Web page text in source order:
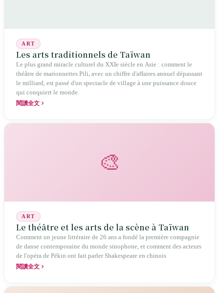
ART
Les arts traditionnels de Taïwan
Le plus grand miracle culturel du XXIe siècle en Asie : comment le
théâtre de marionnettes Pili, avec un chiffre d'affaires annuel dépassant
le milliard, est passé d'un spectacle de village à une puissance douce
qui conquiert le monde.
閱讀全文
🎨
ART
Le théâtre et les arts de la scène à Taïwan
Comment un jeune littéraire de 26 ans a fondé la première compagnie
de danse contemporaine du monde sinophone, et comment des acteurs
de l'opéra de Pékin ont fait parler Shakespeare en chinois
閱讀全文